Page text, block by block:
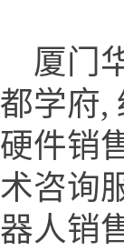
厦门
都学府,
硬件销
术咨询
器人销